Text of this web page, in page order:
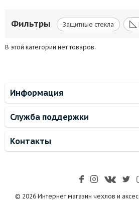
Фильтры Защитные стекла ◺
В этой категории нет товаров.
Информация
Служба поддержки
Контакты
© 2026 Интернет магазин чехлов и